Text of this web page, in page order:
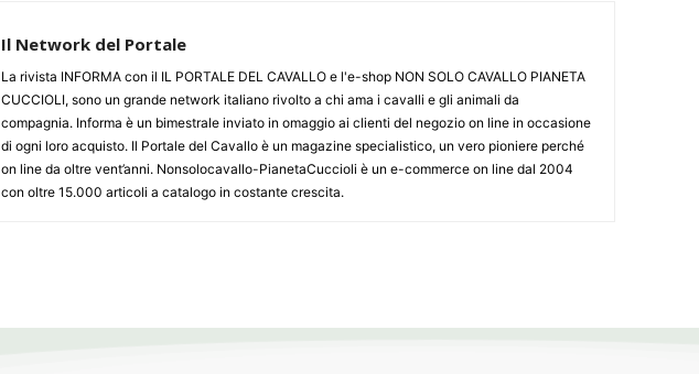
Il Network del Portale
La rivista INFORMA con il IL PORTALE DEL CAVALLO e l'e-shop NON SOLO CAVALLO PIANETA
CUCCIOLI, sono un grande network italiano rivolto a chi ama i cavalli e gli animali da
compagnia. Informa è un bimestrale inviato in omaggio ai clienti del negozio on line in occasione
di ogni loro acquisto. Il Portale del Cavallo è un magazine specialistico, un vero pioniere perché
on line da oltre vent’anni. Nonsolocavallo-PianetaCuccioli è un e-commerce on line dal 2004
con oltre 15.000 articoli a catalogo in costante crescita.